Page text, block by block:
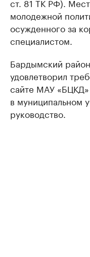
молодежной
осужденного за
специалистом.
Бардымский
удовлетворил
сайте МАУ «БЦКД»
в муниципальном
руководство.